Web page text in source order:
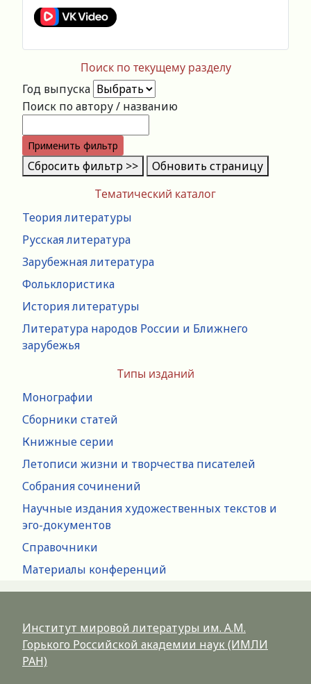
Тематический каталог
Теория литературы
Русская литература
Зарубежная литература
Фольклористика
История литературы
Литература народов России и Ближнего
зарубежья
Типы изданий
Монографии
Сборники статей
Книжные серии
Летописи жизни и творчества писателей
Собрания сочинений
Научные издания художественных текстов и
эго-документов
Справочники
Материалы конференций
Поиск по текущему разделу
Год выпуска
Поиск по автору / названию
Применить фильтр
Сбросить фильтр >> Обновить страницу
Институт мировой литературы им. А.М.
Горького Российской академии наук (ИМЛИ
РАН)